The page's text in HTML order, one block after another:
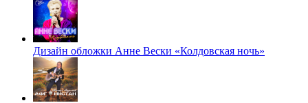
Дизайн обложки Анне Вески «Колдовская ночь»